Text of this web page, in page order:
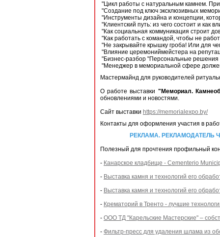
"Цикл работы с натуральным камнем.
"Создание под ключ эксклюзивных
"Инструменты дизайна и концепции,
"Клиентский путь: из чего состоит и как
"Как социальная коммуникация строит
"Как работать с командой, чтобы не
"Не закрывайте крышку гроба! Или для
"Влияние церемониймейстера на
"Бизнес-разбор "Персональные решения
"Менеджер в мемориальной сфере
Мастермайнд для руководителей
О работе выставки "Мемориал.
обновлениями и новостями.
Сайт выставки https://memorialexpo.by/
Контакты для оформления участия в
РЕКЛАМА. РЕКЛАМОДАТЕЛЬ
Полезный для прочтения профильный
- Канарское кладбище - Cementerio
- Выставка камня и технологий его
- Выставка камня и технологий его
- Крематорий в Тренто - лучшие
- ООО ТД "Карельские Мастерские" –
- Фильтр-пресс для удаления шлама из